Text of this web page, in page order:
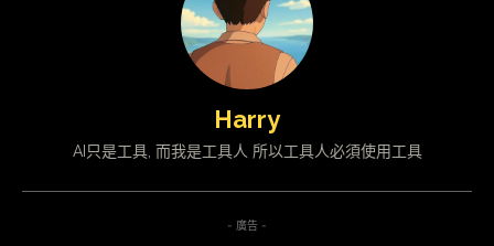
Harry
AI只是工具, 而我是工具人 所以工具人必須使用工具
- 廣告 -